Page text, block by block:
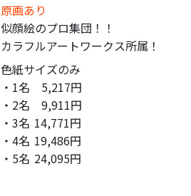
原画あり
似顔絵のプロ集団！！
カラフルアートワークス所属！
色紙サイズのみ
・1名
5,217円
・2名
9,911円
・3名 14,771円
・4名 19,486円
・5名 24,095円